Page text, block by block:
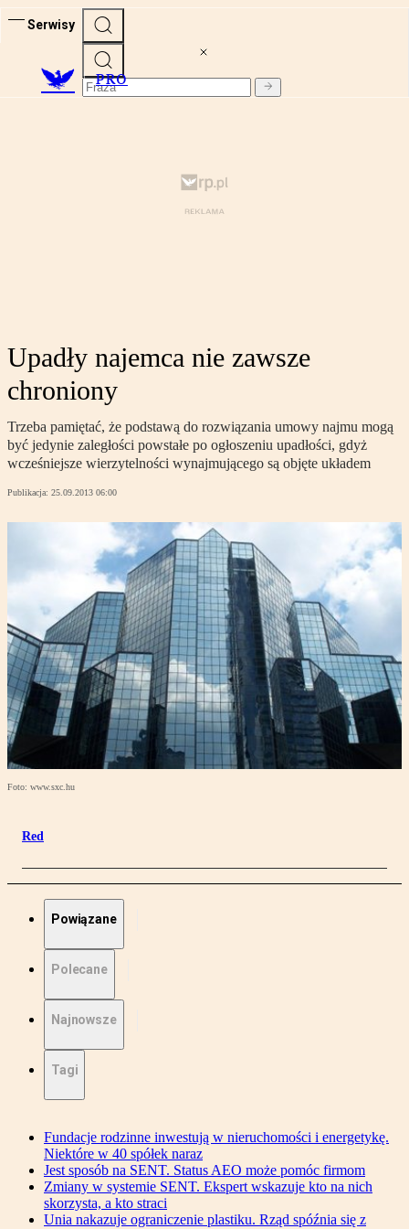
Serwisy
PRO
Upadły najemca nie zawsze
chroniony
Trzeba pamiętać, że podstawą do rozwiązania umowy najmu mogą
być jedynie zaległości powstałe po ogłoszeniu upadłości, gdyż
wcześniejsze wierzytelności wynajmującego są objęte układem
Publikacja: 25.09.2013 06:00
Foto: www.sxc.hu
Red
Powiązane
Polecane
Najnowsze
Tagi
Fundacje rodzinne inwestują w nieruchomości i energetykę.
Niektóre w 40 spółek naraz
Jest sposób na SENT. Status AEO może pomóc firmom
Zmiany w systemie SENT. Ekspert wskazuje kto na nich
skorzysta, a kto straci
Unia nakazuje ograniczenie plastiku. Rząd spóźnia się z